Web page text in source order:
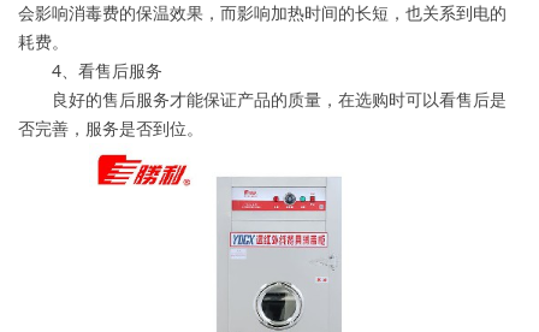
会影响消毒费的保温效果，而影响加热时间的长短，也关系到电的
耗费。
4、看售后服务
良好的售后服务才能保证产品的质量，在选购时可以看售后是
否完善，服务是否到位。